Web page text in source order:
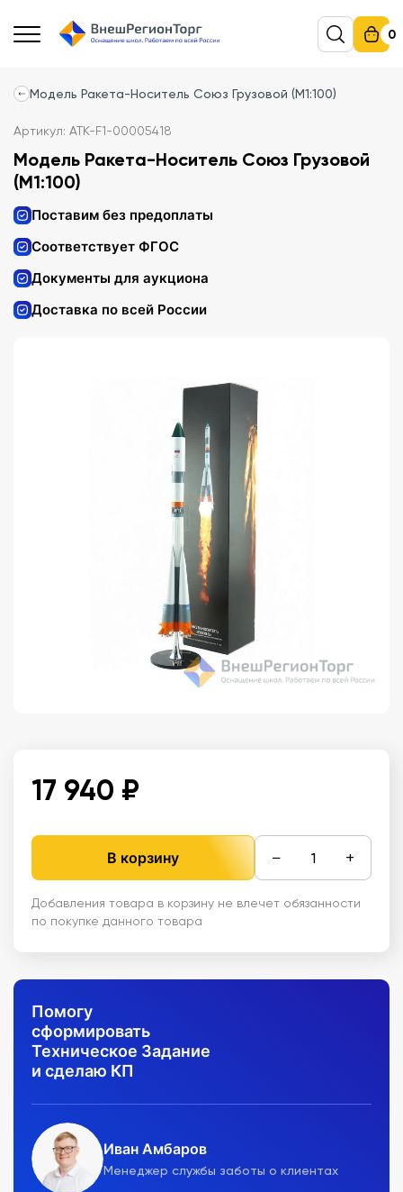
0
Модель Ракета-Носитель Союз Грузовой (М1:100)
Артикул: АТК-F1-00005418
Модель Ракета-Носитель Союз Грузовой
(М1:100)
Поставим без предоплаты
Соответствует ФГОС
Документы для аукциона
Доставка по всей России
17 940 ₽
В корзину − +
Добавления товара в корзину не влечет обязанности
по покупке данного товара
Помогу
сформировать
Техническое Задание
и сделаю КП
Иван Амбаров
Менеджер службы заботы о клиентах